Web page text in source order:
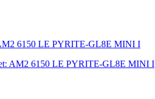
AM2 6150 LE PYRITE-GL8E MINI I